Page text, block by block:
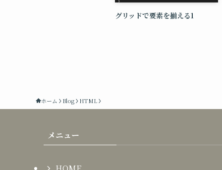
グリッドで要素を揃える1
ホーム Blog HTML
メニュー